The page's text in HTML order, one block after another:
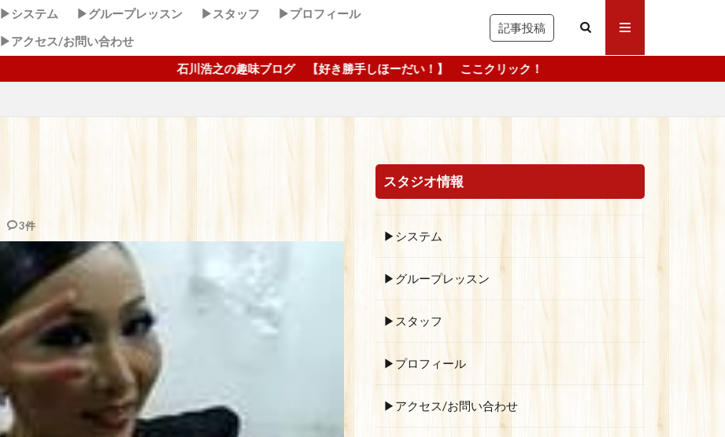
▶システム ▶グループレッスン ▶スタッフ
▶プロフィール
▶アクセス/お問い合わせ
記事投稿
石川浩之の趣味ブログ 【好き勝手しほーだい！】 ここクリック！
3件
スタジオ情報
▶システム
▶グループレッスン
▶スタッフ
▶プロフィール
▶アクセス/お問い合わせ